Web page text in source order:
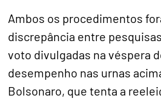
Ambos os procedimentos
discrepância entre
voto divulgadas na véspera
desempenho nas urnas
Bolsonaro, que tenta a